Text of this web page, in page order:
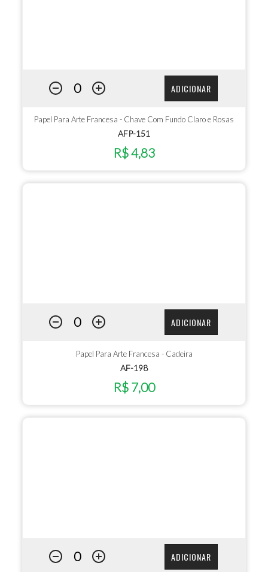
ADICIONAR
Papel Para Arte Francesa - Chave Com Fundo Claro e Rosas
AFP-151
R$ 4,83
ADICIONAR
Papel Para Arte Francesa - Cadeira
AF-198
R$ 7,00
ADICIONAR